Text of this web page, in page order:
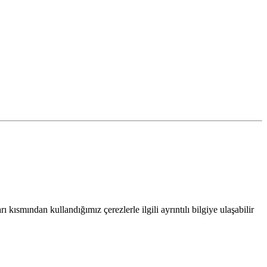
kullandığımız çerezlerle ilgili ayrıntılı bilgiye ulaşabilir